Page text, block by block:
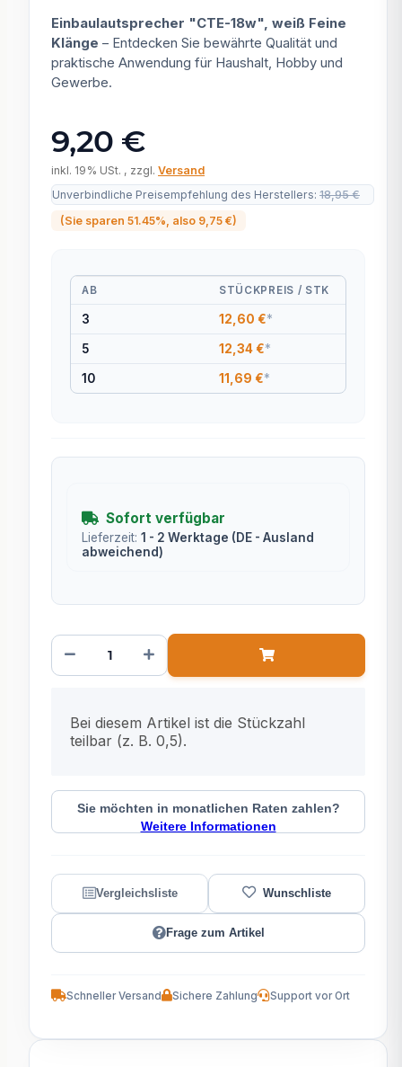
Einbaulautsprecher "CTE-18w", weiß Feine
Klänge – Entdecken Sie bewährte Qualität und
praktische Anwendung für Haushalt, Hobby und
Gewerbe.
9,20 €
inkl. 19% USt. , zzgl. Versand
Unverbindliche Preisempfehlung des Herstellers: 18,95 €
(Sie sparen 51.45% , also 9,75 €)
AB STÜCKPREIS / STK
3 12,60 €*
5 12,34 €*
10 11,69 €*
Sofort verfügbar
Lieferzeit: 1 - 2 Werktage (DE - Ausland
abweichend)
Bei diesem Artikel ist die Stückzahl
teilbar (z. B. 0,5).
Sie möchten in monatlichen Raten zahlen?
Weitere Informationen
Frage zum Artikel
Schneller Versand Sichere Zahlung Support vor Ort